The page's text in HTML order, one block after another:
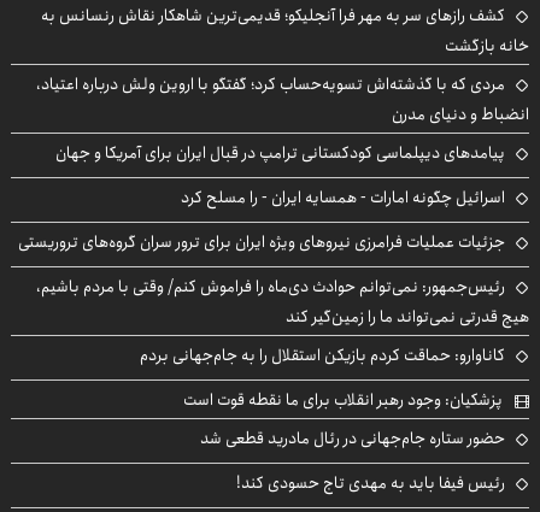
کشف رازهای سر به مهر فرا آنجلیکو؛ قدیمی‌ترین شاهکار نقاش رنسانس به
خانه بازگشت
مردی که با گذشته‌اش تسویه‌حساب کرد؛ گفتگو با اروین ولش درباره اعتیاد،
انضباط و دنیای مدرن
پیامدهای دیپلماسی کودکستانی ترامپ در قبال ایران برای آمریکا و جهان
اسرائیل چگونه امارات - همسایه ایران - را مسلح کرد
جزئیات عملیات فرامرزی نیروهای ویژه ایران برای ترور سران گروه‌های تروریستی
رئیس‌جمهور: نمی‌توانم حوادث دی‌ماه را فراموش کنم/ وقتی با مردم باشیم،
هیچ قدرتی نمی‌تواند ما را زمین‌گیر کند
کاناوارو: حماقت کردم بازیکن استقلال را به جام‌جهانی بردم
پزشکیان: وجود رهبر انقلاب برای ما نقطه قوت است
حضور ستاره جام‌جهانی در رئال مادرید قطعی شد
رئیس فیفا باید به مهدی تاج حسودی کند!